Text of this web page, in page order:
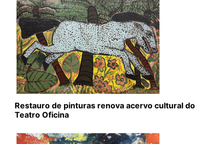
Restauro de pinturas renova acervo cultural do
Teatro Oficina